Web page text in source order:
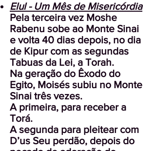
Elul - Um Mês de Misericórdia
Pela terceira vez Moshe
Rabenu sobe ao Monte Sinai
e volta 40 dias depois, no dia
de Kipur com as segundas
Tabuas da Lei, a Torah.
Na geração do Êxodo do
Egito, Moisés subiu no Monte
Sinai três vezes.
A primeira, para receber a
Torá.
A segunda para pleitear com
D’us Seu perdão, depois do